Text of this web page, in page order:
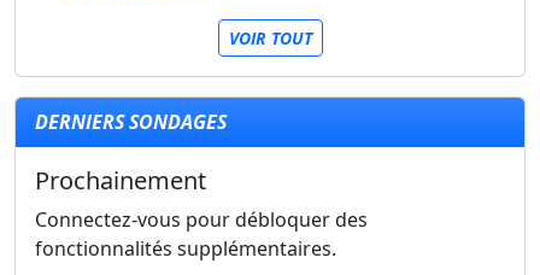
VOIR TOUT
DERNIERS SONDAGES
Prochainement
Connectez-vous pour débloquer des
fonctionnalités supplémentaires.